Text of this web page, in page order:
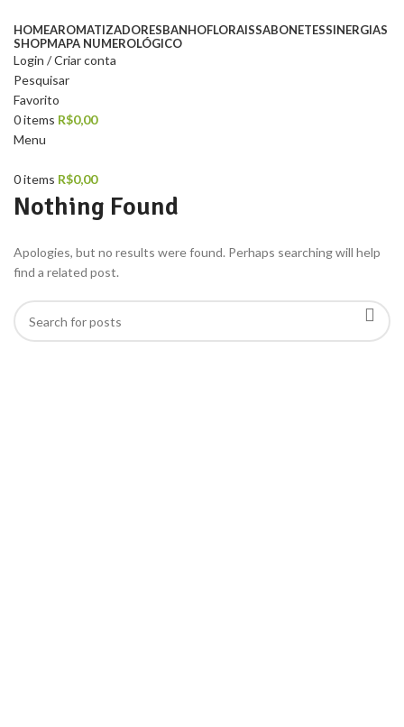
HOMEAROMATIZADORESBANHOFLORAISSABONETESSINERGIAS
SHOPMAPA NUMEROLÓGICO​
Login / Criar conta
Pesquisar
Favorito
0items R$0,00
Menu
0items R$0,00
Nothing Found
Apologies, but no results were found. Perhaps searching will help
find a related post.